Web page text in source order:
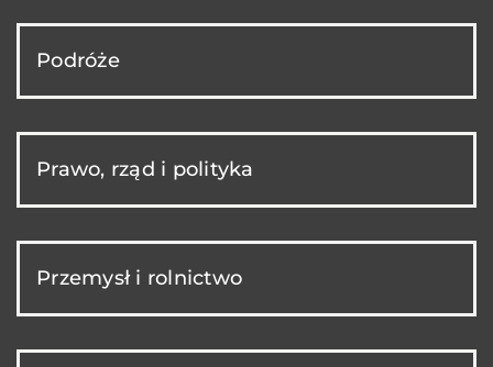
Podróże
Prawo, rząd i polityka
Przemysł i rolnictwo